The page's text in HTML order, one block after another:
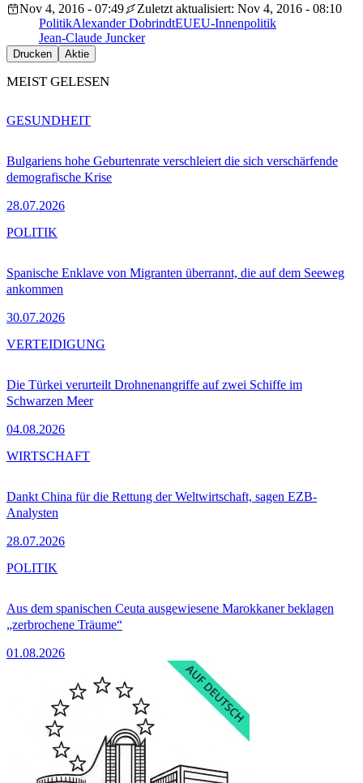
Nov 4, 2016 - 07:49
Zuletzt aktualisiert: Nov 4, 2016 - 08:10
PolitikAlexander DobrindtEUEU-Innenpolitik
Jean-Claude Juncker
Drucken Aktie
MEIST GELESEN
Bulgariens hohe Geburtenrate verschleiert die sich verschärfende
demografische Krise
28.07.2026
GESUNDHEIT
Spanische Enklave von Migranten überrannt, die auf dem Seeweg
ankommen
30.07.2026
POLITIK
Die Türkei verurteilt Drohnenangriffe auf zwei Schiffe im
Schwarzen Meer
04.08.2026
VERTEIDIGUNG
Dankt China für die Rettung der Weltwirtschaft, sagen EZB-
Analysten
28.07.2026
WIRTSCHAFT
Aus dem spanischen Ceuta ausgewiesene Marokkaner beklagen
„zerbrochene Träume“
01.08.2026
POLITIK